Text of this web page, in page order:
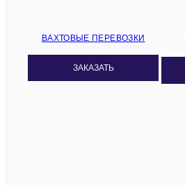
ВАХТОВЫЕ ПЕРЕВОЗКИ
ЗАКАЗАТЬ